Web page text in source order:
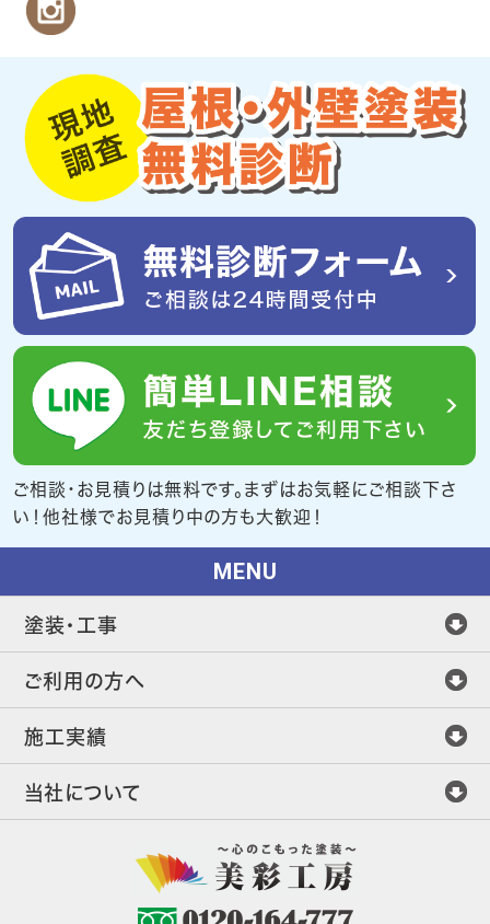
ご相談・お見積りは無料です。まずはお気軽にご相談下さ
い！他社様でお見積り中の方も大歓迎！
MENU
塗装・工事
ご利用の方へ
施工実績
当社について